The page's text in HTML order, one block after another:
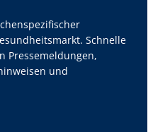
Schnelle
Pressemeldungen,
und